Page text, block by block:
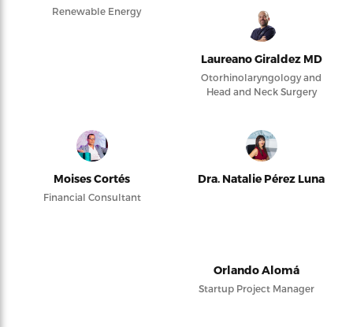
Renewable Energy
Laureano Giraldez MD
Otorhinolaryngology and
Head and Neck Surgery
Moises Cortés
Financial Consultant
Dra. Natalie Pérez Luna
Orlando Alomá
Startup Project Manager